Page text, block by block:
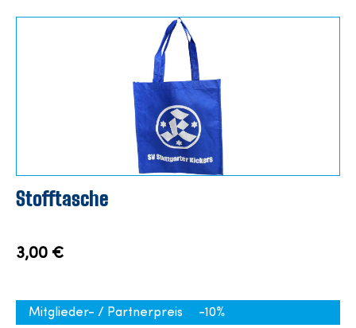
Stofftasche
3,00 €
Mitglieder- / Partnerpreis -10%